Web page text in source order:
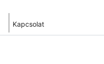
Kapcsolat